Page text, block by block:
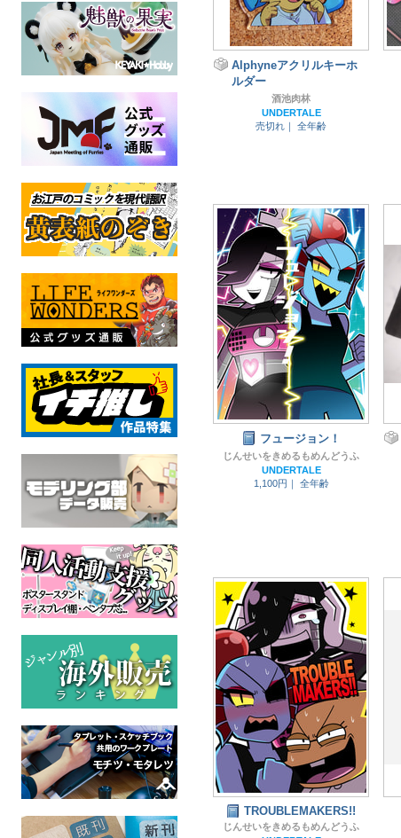
Alphyneアクリルキーホ
ルダー
酒池肉林
UNDERTALE
売切れ｜
全年齢
フュージョン！
じんせいをきめるもめんどうふ
UNDERTALE
1,100円｜
全年齢
TROUBLEMAKERS!!
じんせいをきめるもめんどうふ